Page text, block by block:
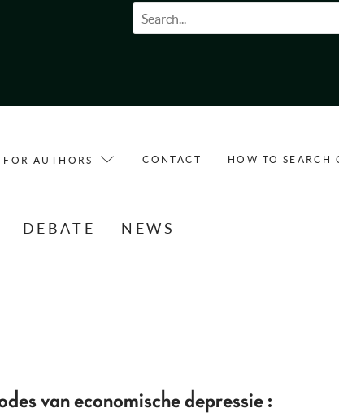
Search form
AUTHORS CONTACT HOW TO SEARCH
DEBATE NEWS
van economische depressie :